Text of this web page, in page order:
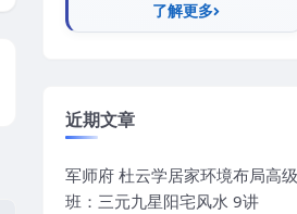
了解更多
近期文章
军师府 杜云学居家环境布局高级
班：三元九星阳宅风水 9讲